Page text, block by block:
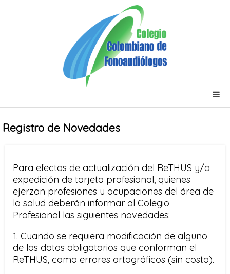
Registro de Novedades
Para efectos de actualización del ReTHUS y/o
expedición de tarjeta profesional, quienes
ejerzan profesiones u ocupaciones del área de
la salud deberán informar al Colegio
Profesional las siguientes novedades:
1. Cuando se requiera modificación de alguno
de los datos obligatorios que conforman el
ReTHUS, como errores ortográficos (sin costo).